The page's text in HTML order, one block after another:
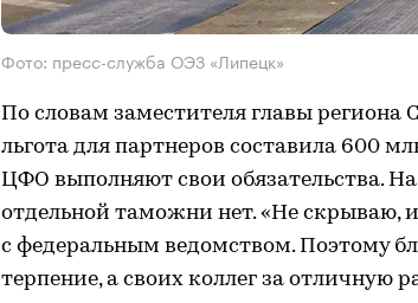
Фото: пресс-служба ОЭЗ «Липецк»
По словам заместителя главы региона
льгота для партнеров составила 600
ЦФО выполняют свои обязательства.
отдельной таможни нет. «Не скрываю,
с федеральным ведомством. Поэтому
терпение, а своих коллег за отличную